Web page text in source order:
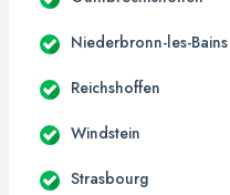
Niederbronn-les-Bains
Reichshoffen
Windstein
Strasbourg